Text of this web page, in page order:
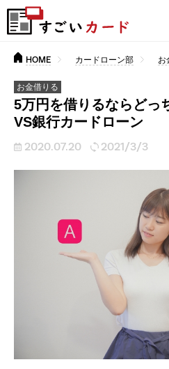
HOME カードローン部 お
お金借りる
5万円を借りるならどっ
VS銀行カードローン
2020.07.20 2021/3/3